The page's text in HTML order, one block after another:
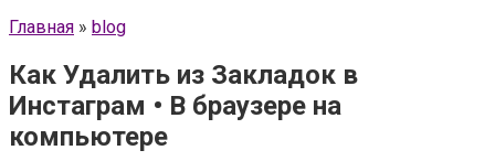
Главная » blog
Как Удалить из Закладок в
Инстаграм • В браузере на
компьютере